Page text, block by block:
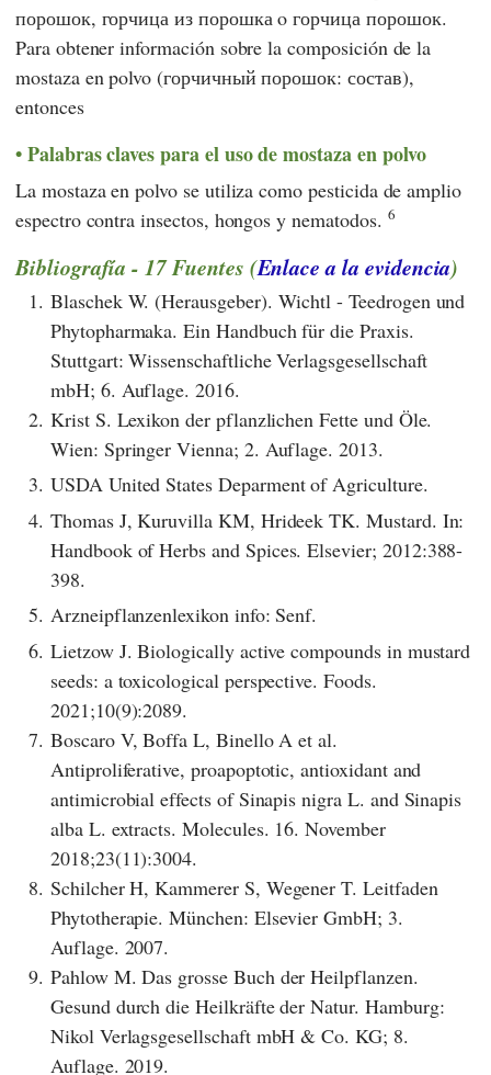
порошок, горчица из порошка o горчица порошок.
Para obtener información sobre la composición de la
mostaza en polvo (горчичный порошок: состав),
entonces
Palabras claves para el uso de mostaza en polvo
La mostaza en polvo se utiliza como pesticida de amplio
espectro contra insectos, hongos y nematodos. 6
Bibliografía - 17 Fuentes (Enlace a la evidencia)
1. Blaschek W. (Herausgeber). Wichtl - Teedrogen und
Phytopharmaka. Ein Handbuch für die Praxis.
Stuttgart: Wissenschaftliche Verlagsgesellschaft
mbH; 6. Auflage. 2016.
2. Krist S. Lexikon der pflanzlichen Fette und Öle.
Wien: Springer Vienna; 2. Auflage. 2013.
3. USDA United States Deparment of Agriculture.
4. Thomas J, Kuruvilla KM, Hrideek TK. Mustard. In:
Handbook of Herbs and Spices. Elsevier; 2012:388-
398.
5. Arzneipflanzenlexikon info: Senf.
6. Lietzow J. Biologically active compounds in mustard
seeds: a toxicological perspective. Foods.
2021;10(9):2089.
7. Boscaro V, Boffa L, Binello A et al.
Antiproliferative, proapoptotic, antioxidant and
antimicrobial effects of Sinapis nigra L. and Sinapis
alba L. extracts. Molecules. 16. November
2018;23(11):3004.
8. Schilcher H, Kammerer S, Wegener T. Leitfaden
Phytotherapie. München: Elsevier GmbH; 3.
Auflage. 2007.
9. Pahlow M. Das grosse Buch der Heilpflanzen.
Gesund durch die Heilkräfte der Natur. Hamburg:
Nikol Verlagsgesellschaft mbH & Co. KG; 8.
Auflage. 2019.